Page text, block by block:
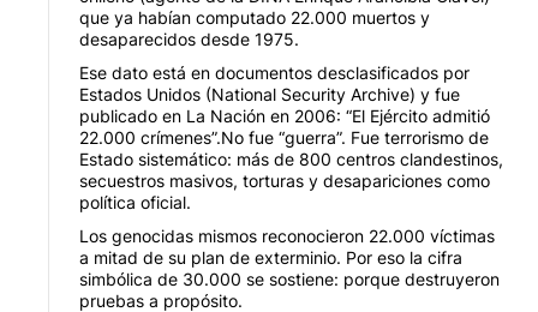
que ya habían computado 22.000 muertos y
desaparecidos desde 1975.
Ese dato está en documentos desclasificados por
Estados Unidos (National Security Archive) y fue
publicado en La Nación en 2006: “El Ejército admitió
22.000 crímenes”.No fue “guerra”. Fue terrorismo de
Estado sistemático: más de 800 centros clandestinos,
secuestros masivos, torturas y desapariciones como
política oficial.
Los genocidas mismos reconocieron 22.000 víctimas
a mitad de su plan de exterminio. Por eso la cifra
simbólica de 30.000 se sostiene: porque destruyeron
pruebas a propósito.